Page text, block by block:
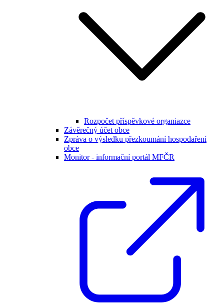
Rozpočet příspěvkové organiazce
Závěrečný účet obce
Zpráva o výsledku přezkoumání hospodaření
obce
Monitor - informační portál MFČR